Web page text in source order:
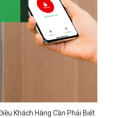
Khách Hàng Cần Phải Biết